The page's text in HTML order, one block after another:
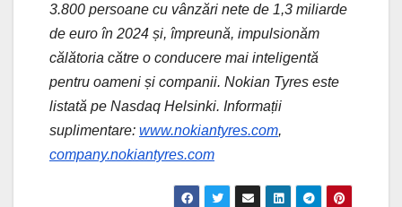
3.800 persoane cu vânzări nete de 1,3 miliarde
de euro în 2024 și, împreună, impulsionăm
călătoria către o conducere mai inteligentă
pentru oameni și companii. Nokian Tyres este
listată pe Nasdaq Helsinki. Informații
suplimentare: www.nokiantyres.com,
company.nokiantyres.com